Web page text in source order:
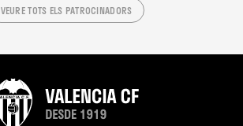
VEURE TOTS ELS PATROCINADORS